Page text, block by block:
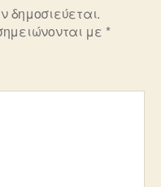
δημοσιεύεται.
με *